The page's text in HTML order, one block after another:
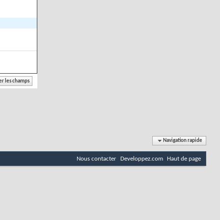
Navigation rapide
Nous contacter Developpez.com Haut de page